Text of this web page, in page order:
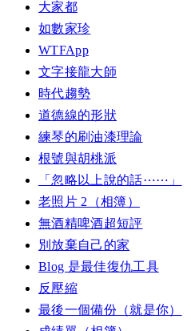
大家都
如數家珍
WTFApp
文字接龍大師
時代趨勢
道德線的形狀
練琴的刷油漆理論
根號與胡桃派
「忽略以上說的話⋯⋯」
老照片 2（相簿）
無酒精啤酒超短評
別放棄自己的家
Blog 是最佳復仇工具
反壓縮
最後一個備份（就是你）